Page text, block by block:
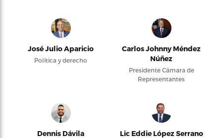
José Julio Aparicio
Política y derecho
Carlos Johnny Méndez
Núñez
Presidente Cámara de
Representantes
Dennis Dávila Lic Eddie López Serrano